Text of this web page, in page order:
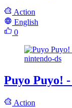
Action
English
0
nintendo-ds
Puyo Puyo!
Action